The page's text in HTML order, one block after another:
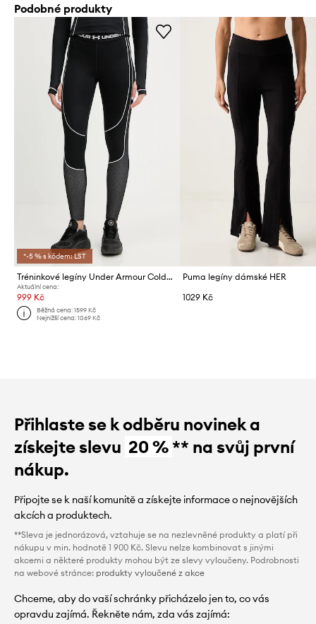
Podobné produkty
*-5 % s kódem: LST
Tréninkové legíny Under Armour ColdGear
Aktuální cena:
999 Kč
Běžná cena:1599 Kč
Nejnižší cena:1069 Kč
Puma legíny dámské HER
1029 Kč
Přihlaste se k odběru novinek a
získejte slevu 20 %** na svůj první
nákup.
Připojte se k naší komunitě a získejte informace o nejnovějších
akcích a produktech.
**Sleva je jednorázová, vztahuje se na nezlevněné produkty a platí při
nákupu v min. hodnotě 1 900 Kč. Slevu nelze kombinovat s jinými
akcemi a některé produkty mohou být ze slevy vyloučeny. Podrobnosti
na webové stránce: produkty vyloučené z akce
Chceme, aby do vaší schránky přicházelo jen to, co vás
opravdu zajímá. Řekněte nám, zda vás zajímá: